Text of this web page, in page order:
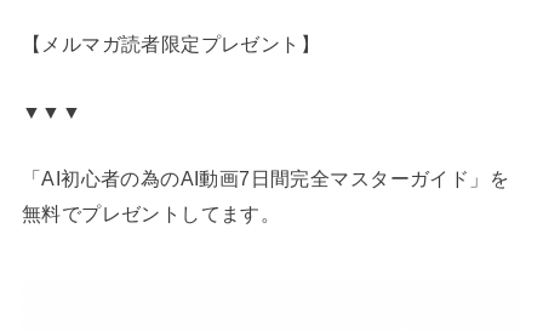
【メルマガ読者限定プレゼント】
▼▼▼
「AI初心者の為のAI動画7日間完全マスターガイド」を
無料でプレゼントしてます。